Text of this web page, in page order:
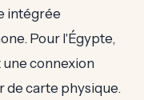
intégrée
Pour l'Égypte,
connexion
de carte physique.